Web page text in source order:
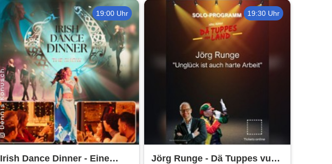
19:00 Uhr
Irish Dance Dinner - Eine
19:30 Uhr
Jörg Runge - Dä Tuppes vum